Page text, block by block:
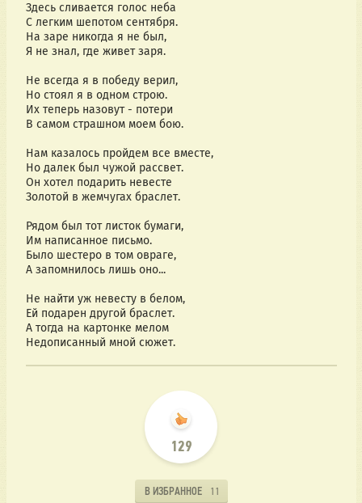
Здесь сливается голос неба
С легким шепотом сентября.
На заре никогда я не был,
Я не знал, где живет заря.
Не всегда я в победу верил,
Но стоял я в одном строю.
Их теперь назовут - потери
В самом страшном моем бою.
Нам казалось пройдем все вместе,
Но далек был чужой рассвет.
Он хотел подарить невесте
Золотой в жемчугах браслет.
Рядом был тот листок бумаги,
Им написанное письмо.
Было шестеро в том овраге,
А запомнилось лишь оно...
Не найти уж невесту в белом,
Ей подарен другой браслет.
А тогда на картонке мелом
Недописанный мной сюжет.
129
В ИЗБРАННОЕ 11